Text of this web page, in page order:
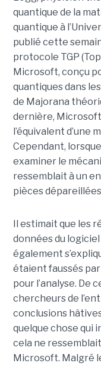
quantique de la
quantique à
publié cette
protocole TGP
Microsoft, conçu
quantiques dans
de Majorana
dernière,
l’équivalent d’une
Cependant,
examiner le
ressemblait à un
pièces dépareillées
Il estimait que les
données du
également
étaient faussés
pour l’analyse. De
chercheurs de
conclusions
quelque chose qui
cela ne
Microsoft. Malgré